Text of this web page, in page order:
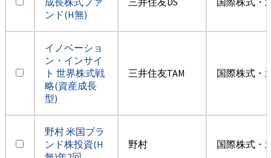
ンド(H無)
イノベーショ
ン・インサイ
ト 世界株式戦
略(資産成長
型)
三井住友TAM 国際株式・
野村 米国ブラ
ンド株投資(H
野村 国際株式・